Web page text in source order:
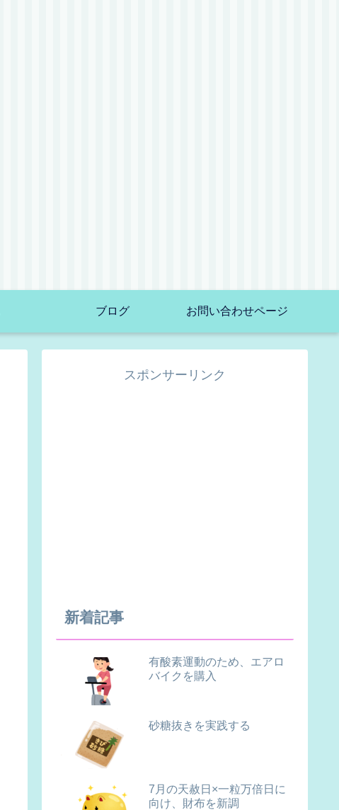
ブログ お問い合わせページ
スポンサーリンク
新着記事
有酸素運動のため、エアロ
バイクを購入
砂糖抜きを実践する
7月の天赦日×一粒万倍日に
向け、財布を新調